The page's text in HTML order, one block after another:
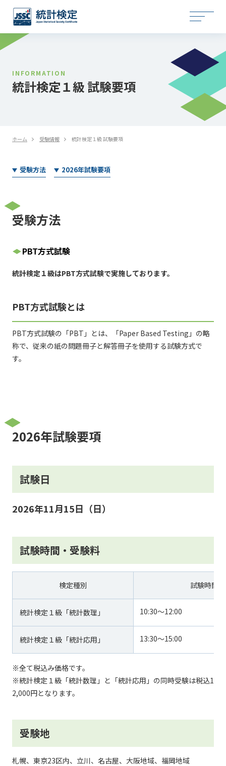
INFORMATION
統計検定１級 試験要項
ホーム 受験情報 統計検定１級 試験要項
受験方法 2026年試験要項
受験方法
PBT方式試験
統計検定１級はPBT方式試験で実施しております。
PBT方式試験とは
PBT方式試験の「PBT」とは、「Paper Based Testing」の略
称で、従来の紙の問題冊子と解答冊子を使用する試験方式で
す。
2026年試験要項
試験日
2026年11月15日（日）
試験時間・受験料
検定種別 試験時間
統計検定１級「統計数理」 10:30～12:00
統計検定１級「統計応用」 13:30～15:00
※全て税込み価格です。
※統計検定１級「統計数理」と「統計応用」の同時受験は税込1
2,000円となります。
受験地
札幌、東京23区内、立川、名古屋、大阪地域、福岡地域